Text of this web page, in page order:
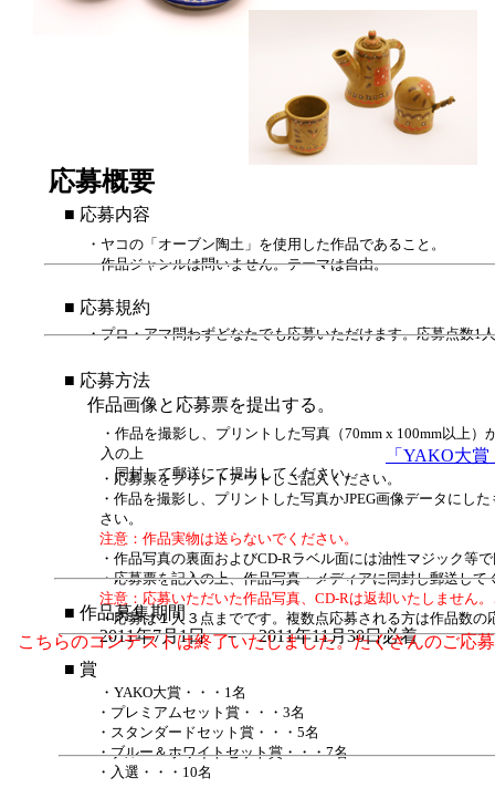
こちらのコンテストは終了いたしました。たくさんのご応
・応募票をプリントアウトしご記入ください。
・作品を撮影し、プリントした写真かJPEG画像データにし
さい。
注意：作品実物は送らないでください。
・作品写真の裏面およびCD-Rラベル面には油性マジック等
・応募票を記入の上、作品写真・メディアに同封し郵送して
注意：応募いただいた作品写真、CD-Rは返却いたしません
・応募は１人３点までです。複数点応募される方は作品数
・作品を撮影し、プリントした写真（70mm x 100mm以上
入の上
同封して郵送にて提出してください。
応募概要
■ 応募内容
■ 賞
・YAKO大賞・・・1名
・プレミアムセット賞・・・3名
・スタンダードセット賞・・・5名
・ブルー＆ホワイトセット賞・・・7名
・入選・・・10名
作品画像と応募票を提出する。
「YAKO大
■ 応募方法
■ 応募規約
■ 作品募集期間
2011年7月1日 － 2011年11月30日必着
・プロ・アマ問わずどなたでも応募いただけます。応募点数1
・ヤコの「オーブン陶土」を使用した作品であること。
作品ジャンルは問いません。テーマは自由。